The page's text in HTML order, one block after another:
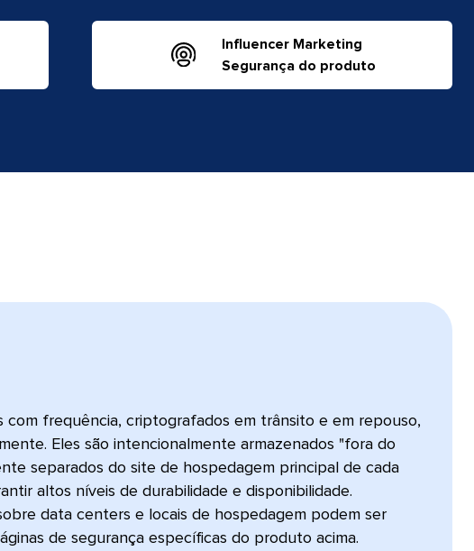
Influencer Marketing
Segurança do produto
com frequência, criptografados em trânsito e em repouso,
Eles são intencionalmente armazenados "fora do
separados do site de hospedagem principal de cada
altos níveis de durabilidade e disponibilidade.
data centers e locais de hospedagem podem ser
de segurança específicas do produto acima.​​